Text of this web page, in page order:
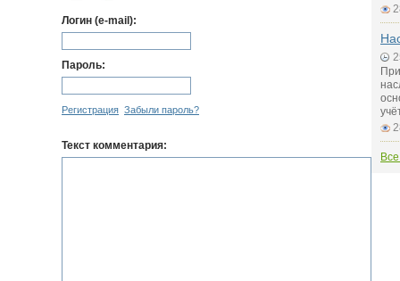
Логин (e-mail):
Пароль:
Регистрация Забыли пароль?
Текст комментария: